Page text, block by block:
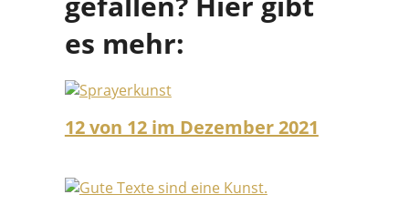
es mehr:
12 von 12 im Dezember 2021